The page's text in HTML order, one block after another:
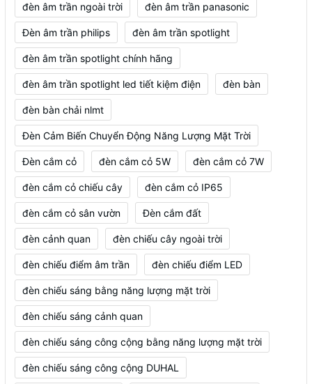
đèn âm trần ngoài trời đèn âm trần panasonic
Đèn âm trần philips đèn âm trần spotlight
đèn âm trần spotlight chính hãng
đèn âm trần spotlight led tiết kiệm điện đèn bàn
đèn bàn chải nlmt
Đèn Cảm Biến Chuyển Động Năng Lượng Mặt Trời
Đèn cắm cỏ đèn cắm cỏ 5W đèn cắm cỏ 7W
đèn cắm cỏ chiếu cây đèn cắm cỏ IP65
đèn cắm cỏ sân vườn Đèn cắm đất
đèn cảnh quan đèn chiếu cây ngoài trời
đèn chiếu điểm âm trần đèn chiếu điểm LED
đèn chiếu sáng bằng năng lượng mặt trời
đèn chiếu sáng cảnh quan
đèn chiếu sáng công cộng bằng năng lượng mặt trời
đèn chiếu sáng công cộng DUHAL